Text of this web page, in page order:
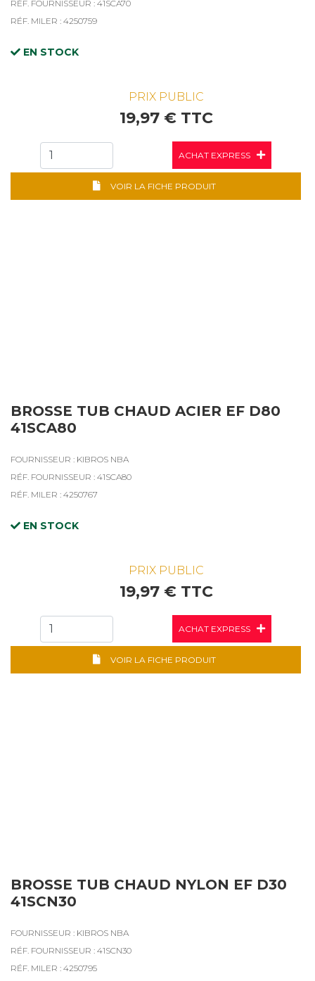
RÉF. FOURNISSEUR : 41SCA70
RÉF. MILER : 4250759
EN STOCK
PRIX PUBLIC
19,97 € TTC
ACHAT EXPRESS
VOIR LA FICHE PRODUIT
BROSSE TUB CHAUD ACIER EF D80
41SCA80
FOURNISSEUR : KIBROS NBA
RÉF. FOURNISSEUR : 41SCA80
RÉF. MILER : 4250767
EN STOCK
PRIX PUBLIC
19,97 € TTC
ACHAT EXPRESS
VOIR LA FICHE PRODUIT
BROSSE TUB CHAUD NYLON EF D30
41SCN30
FOURNISSEUR : KIBROS NBA
RÉF. FOURNISSEUR : 41SCN30
RÉF. MILER : 4250795